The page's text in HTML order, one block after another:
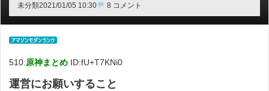
未分類2021/01/05 10:30 8 コメント
510:原神まとめ ID:fU+T7KNi0
運営にお願いすること